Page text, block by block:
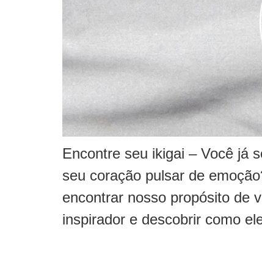
Encontre seu ikigai – Você já
seu coração pulsar de
encontrar nosso propósito de
inspirador e descobrir como